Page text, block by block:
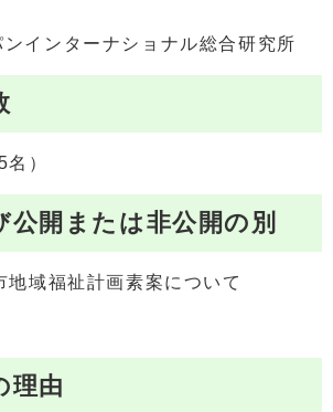
インターナショナル総合研究所
）
開または非公開の別
地域福祉計画素案について
由